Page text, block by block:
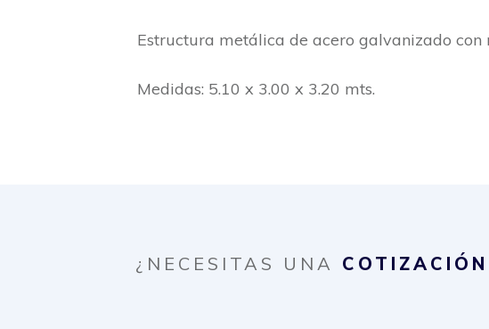
Estructura metálica de acero galvanizado
Medidas: 5.10 x 3.00 x 3.20 mts.
¿NECESITAS UNA COTIZACIÓN